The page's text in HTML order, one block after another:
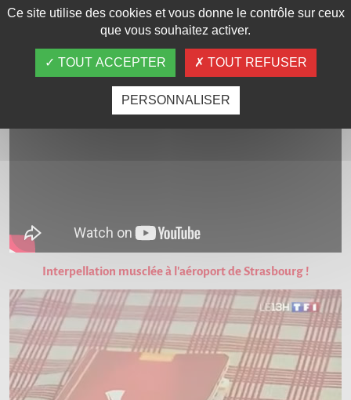
Carte interactive
LES VIDÉOS
Interpellation musclée à l'aéroport de Strasbourg !
Ce site utilise des cookies et vous donne le contrôle sur ceux
que vous souhaitez activer.
TOUT ACCEPTER TOUT REFUSER
PERSONNALISER